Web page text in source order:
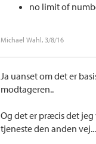
no limit of
Michael Wahl, 3/8/16
Ja uanset om det er
modtageren..
Og det er præcis det
tjeneste den anden vej...